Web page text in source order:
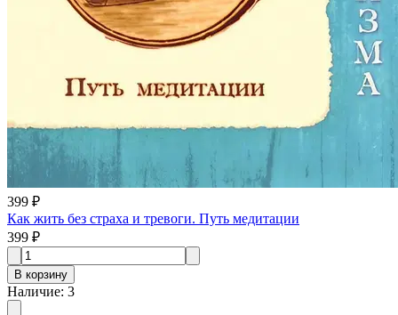
399 ₽
Как жить без страха и тревоги. Путь медитации
399 ₽
В корзину
Наличие: 3